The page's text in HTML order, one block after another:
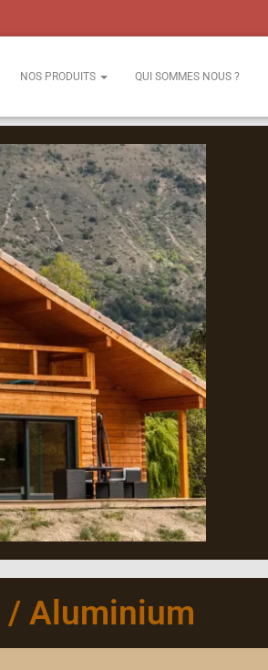
NOS PRODUITS QUI SOMMES NOUS ?
/ Aluminium